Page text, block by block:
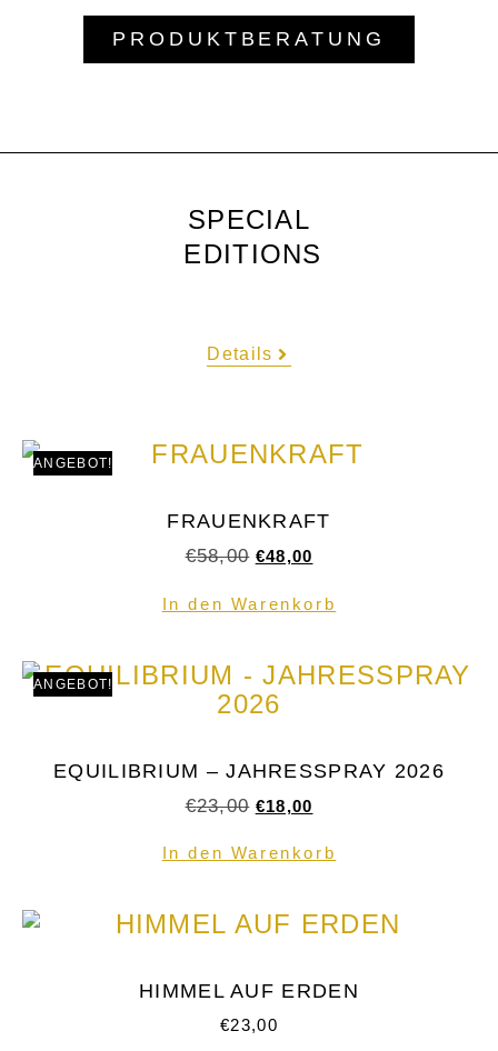
PRODUKTBERATUNG
SPECIAL
EDITIONS
Details
ANGEBOT!
FRAUENKRAFT
€58,00 €48,00
In den Warenkorb
ANGEBOT!
EQUILIBRIUM – JAHRESSPRAY 2026
€23,00 €18,00
In den Warenkorb
HIMMEL AUF ERDEN
€23,00